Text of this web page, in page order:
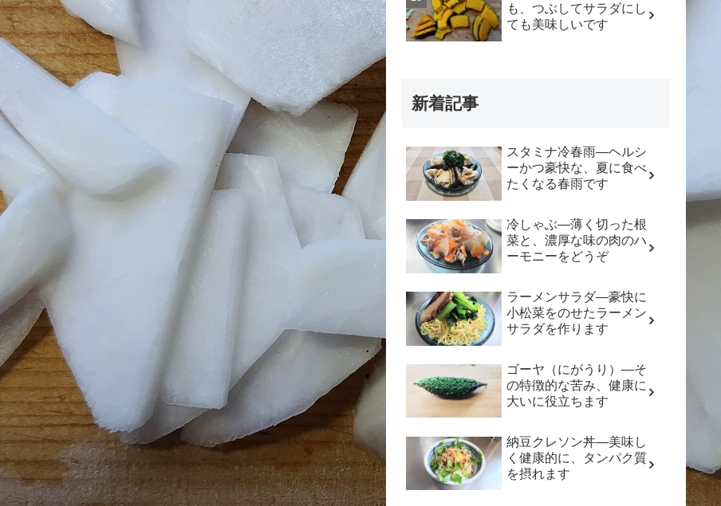
も、つぶしてサラダにし
ても美味しいです
新着記事
スタミナ冷春雨―ヘルシ
ーかつ豪快な、夏に食べ
たくなる春雨です
冷しゃぶ―薄く切った根
菜と、濃厚な味の肉のハ
ーモニーをどうぞ
ラーメンサラダ―豪快に
小松菜をのせたラーメン
サラダを作ります
ゴーヤ（にがうり）―そ
の特徴的な苦み、健康に
大いに役立ちます
納豆クレソン丼―美味し
く健康的に、タンパク質
を摂れます